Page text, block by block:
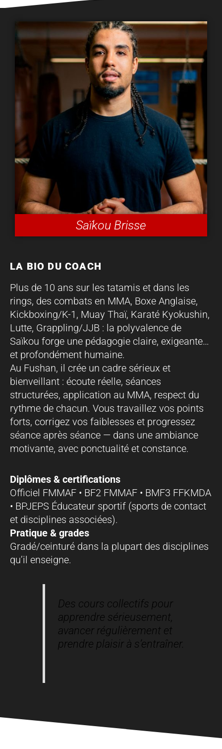
Saïkou Brisse
LA BIO DU COACH
Plus de 10 ans sur les tatamis et dans les
rings, des combats en MMA, Boxe Anglaise,
Kickboxing/K-1, Muay Thaï, Karaté Kyokushin,
Lutte, Grappling/JJB : la polyvalence de
Saïkou forge une pédagogie claire, exigeante…
et profondément humaine.
Au Fushan, il crée un cadre sérieux et
bienveillant : écoute réelle, séances
structurées, application au MMA, respect du
rythme de chacun. Vous travaillez vos points
forts, corrigez vos faiblesses et progressez
séance après séance — dans une ambiance
motivante, avec ponctualité et constance.
Diplômes & certifications
Officiel FMMAF • BF2 FMMAF • BMF3 FFKMDA
• BPJEPS Éducateur sportif (sports de contact
et disciplines associées).
Pratique & grades
Gradé/ceinturé dans la plupart des disciplines
qu’il enseigne.
Des cours collectifs pour
apprendre sérieusement,
avancer régulièrement et
prendre plaisir à s’entraîner.